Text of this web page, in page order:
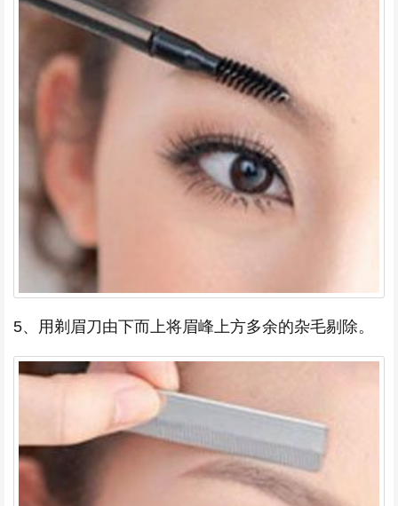
5、用剃眉刀由下而上将眉峰上方多余的杂毛剔除。